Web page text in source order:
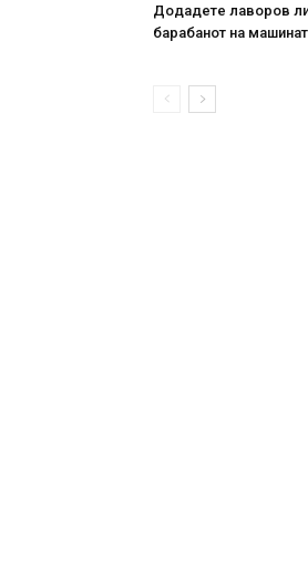
Додадете лаворов
барабанот на